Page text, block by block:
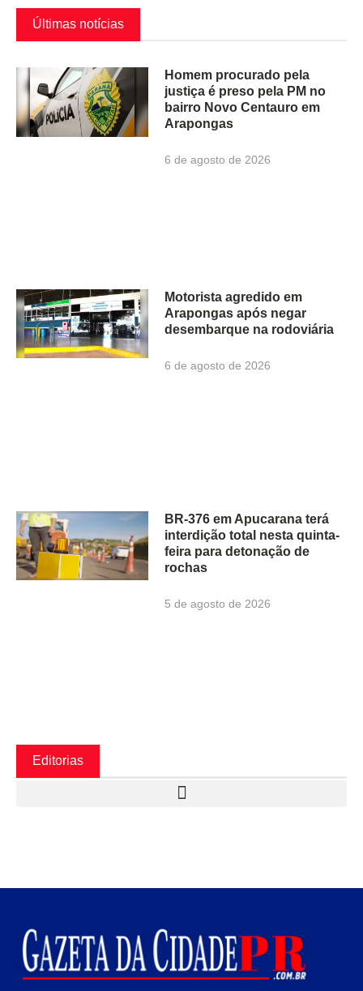
Últimas notícias
Homem procurado pela
justiça é preso pela PM no
bairro Novo Centauro em
Arapongas
6 de agosto de 2026
Motorista agredido em
Arapongas após negar
desembarque na rodoviária
6 de agosto de 2026
BR-376 em Apucarana terá
interdição total nesta quinta-
feira para detonação de
rochas
5 de agosto de 2026
Editorias